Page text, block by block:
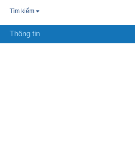
Tìm kiếm
Thông tin